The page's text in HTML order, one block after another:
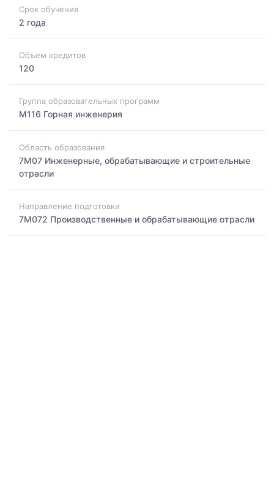
Срок обучения
2 года
Объем кредитов
120
Группа образовательных программ
M116 Горная инженерия
Область образования
7M07 Инженерные, обрабатывающие и строительные
отрасли
Направление подготовки
7M072 Производственные и обрабатывающие отрасли